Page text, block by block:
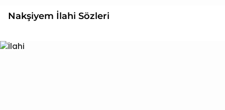
Nakşiyem İlahi Sözleri